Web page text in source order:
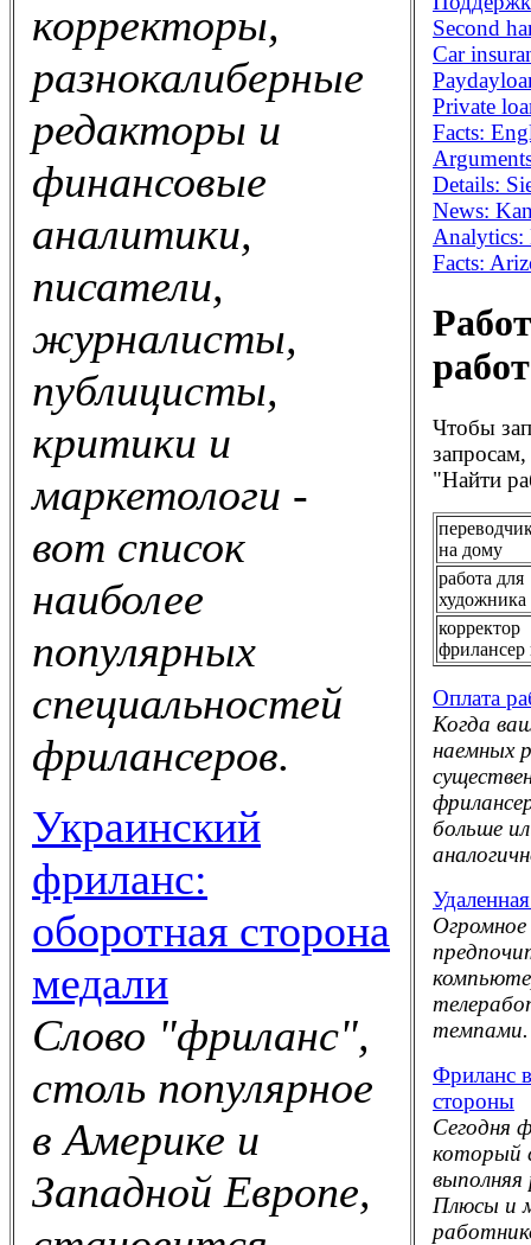
корректоры,
разнокалиберные
редакторы и
финансовые
аналитики,
писатели,
журналисты,
публицисты,
критики и
маркетологи -
вот список
наиболее
популярных
специальностей
фрилансеров.
Украинский
фриланс:
оборотная сторона
медали
Слово "фриланс",
столь популярное
в Америке и
Западной Европе,
Second
Car
Private
Facts:
Details:
News:
Analytics:
Facts:
Чтобы
"Найти
на дому
работа для
художника
корректор
фрилансер
Оплата
Когда
наемных
больше
Огромное
темпами.
Фриланс
стороны
Сегодня
который
выполняя
Плюсы и